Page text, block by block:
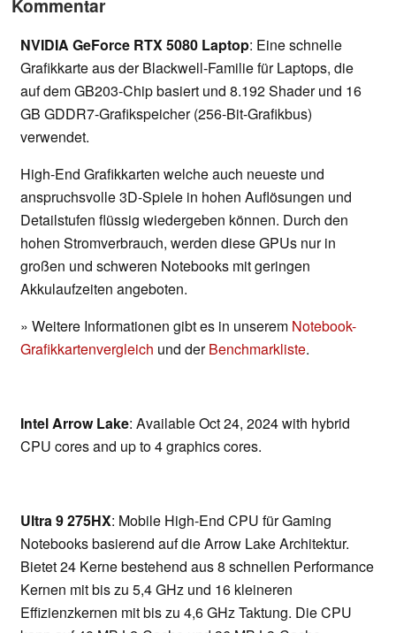
Kommentar
NVIDIA GeForce RTX 5080 Laptop: Eine schnelle
Grafikkarte aus der Blackwell-Familie für Laptops, die
auf dem GB203-Chip basiert und 8.192 Shader und 16
GB GDDR7-Grafikspeicher (256-Bit-Grafikbus)
verwendet.
High-End Grafikkarten welche auch neueste und
anspruchsvolle 3D-Spiele in hohen Auflösungen und
Detailstufen flüssig wiedergeben können. Durch den
hohen Stromverbrauch, werden diese GPUs nur in
großen und schweren Notebooks mit geringen
Akkulaufzeiten angeboten.
» Weitere Informationen gibt es in unserem Notebook-
Grafikkartenvergleich und derBenchmarkliste.
Intel Arrow Lake: Available Oct 24, 2024 with hybrid
CPU cores and up to 4 graphics cores.
Ultra 9 275HX: Mobile High-End CPU für Gaming
Notebooks basierend auf die Arrow Lake Architektur.
Bietet 24 Kerne bestehend aus 8 schnellen Performance
Kernen mit bis zu 5,4 GHz und 16 kleineren
Effizienzkernen mit bis zu 4,6 GHz Taktung. Die CPU